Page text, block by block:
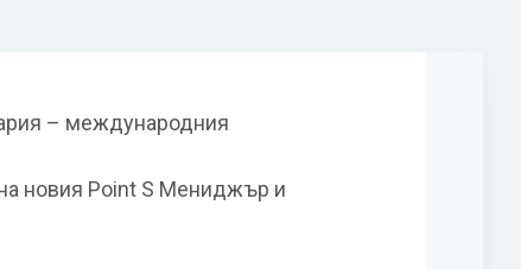
– международния
новия Point S Мениджър и